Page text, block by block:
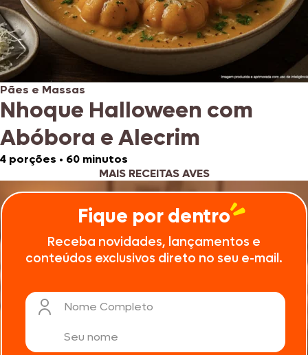
Pães e Massas
Nhoque Halloween com
Abóbora e Alecrim
4 porções • 60 minutos
MAIS RECEITAS AVES
Fique por dentro
Receba novidades, lançamentos e
conteúdos exclusivos direto no seu e-mail.
Nome Completo